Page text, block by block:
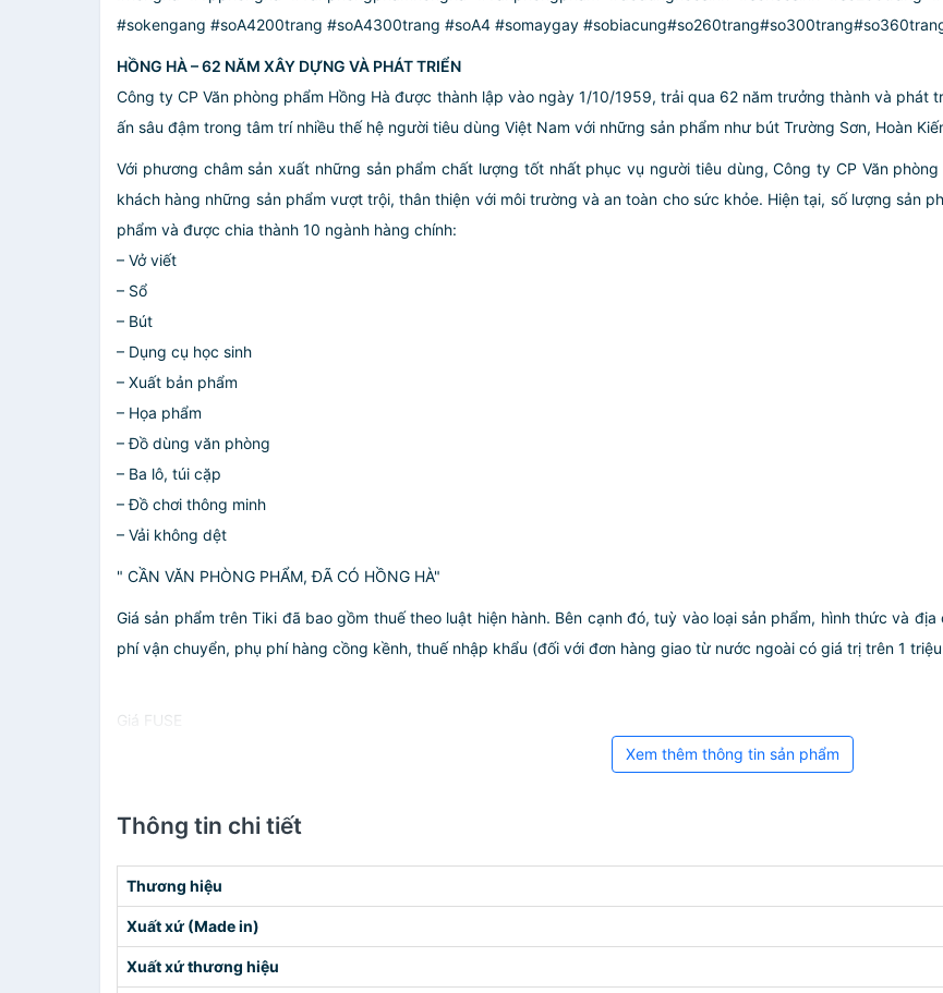
#sokengang #soA4200trang #soA4300trang #soA4 #somaygay
HỒNG HÀ – 62 NĂM XÂY DỰNG VÀ PHÁT TRIỂN
Công ty CP Văn phòng phẩm Hồng Hà được thành lập vào ngày 1/10/1959, trải qua 62 năm trưởng thành và phát
ấn sâu đậm trong tâm trí nhiều thế hệ người tiêu dùng Việt Nam với những sản phẩm như bút Trường Sơn, Hoàn
Với phương châm sản xuất những sản phẩm chất lượng tốt nhất phục vụ người tiêu dùng, Công ty CP Văn
khách hàng những sản phẩm vượt trội, thân thiện với môi trường và an toàn cho sức khỏe. Hiện tại, số lượng sản
phẩm và được chia thành 10 ngành hàng chính:
– Vở viết
– Sổ
– Bút
– Dụng cụ học sinh
– Xuất bản phẩm
– Họa phẩm
– Đồ dùng văn phòng
– Ba lô, túi cặp
– Đồ chơi thông minh
– Vải không dệt
" CẦN VĂN PHÒNG PHẨM, ĐÃ CÓ HỒNG HÀ"
Giá sản phẩm trên Tiki đã bao gồm thuế theo luật hiện hành. Bên cạnh đó, tuỳ vào loại sản phẩm, hình thức và
phí vận chuyển, phụ phí hàng cồng kềnh, thuế nhập khẩu (đối với đơn hàng giao từ nước ngoài có giá trị trên 1
Giá FUSE
Xem thêm thông tin sản phẩm
Thông tin chi tiết
Thương hiệu
Xuất xứ (Made in)
Xuất xứ thương hiệu